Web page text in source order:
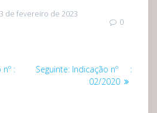
de fevereiro de 2023
0
:
Seguinte: Post
seguinte:
Indicação nº :
02/2020